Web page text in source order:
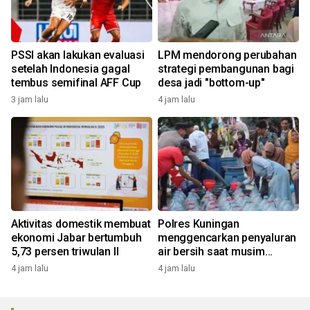
PSSI akan lakukan evaluasi
setelah Indonesia gagal
tembus semifinal AFF Cup
3 jam lalu
LPM mendorong perubahan
strategi pembangunan bagi
desa jadi "bottom-up"
4 jam lalu
Aktivitas domestik membuat
ekonomi Jabar bertumbuh
5,73 persen triwulan II
4 jam lalu
Polres Kuningan
menggencarkan penyaluran
air bersih saat musim
kemarau
4 jam lalu